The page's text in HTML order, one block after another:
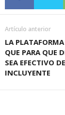
Artículo anterior
LA PLATAFORMA
QUE PARA QUE
SEA EFECTIVO
INCLUYENTE